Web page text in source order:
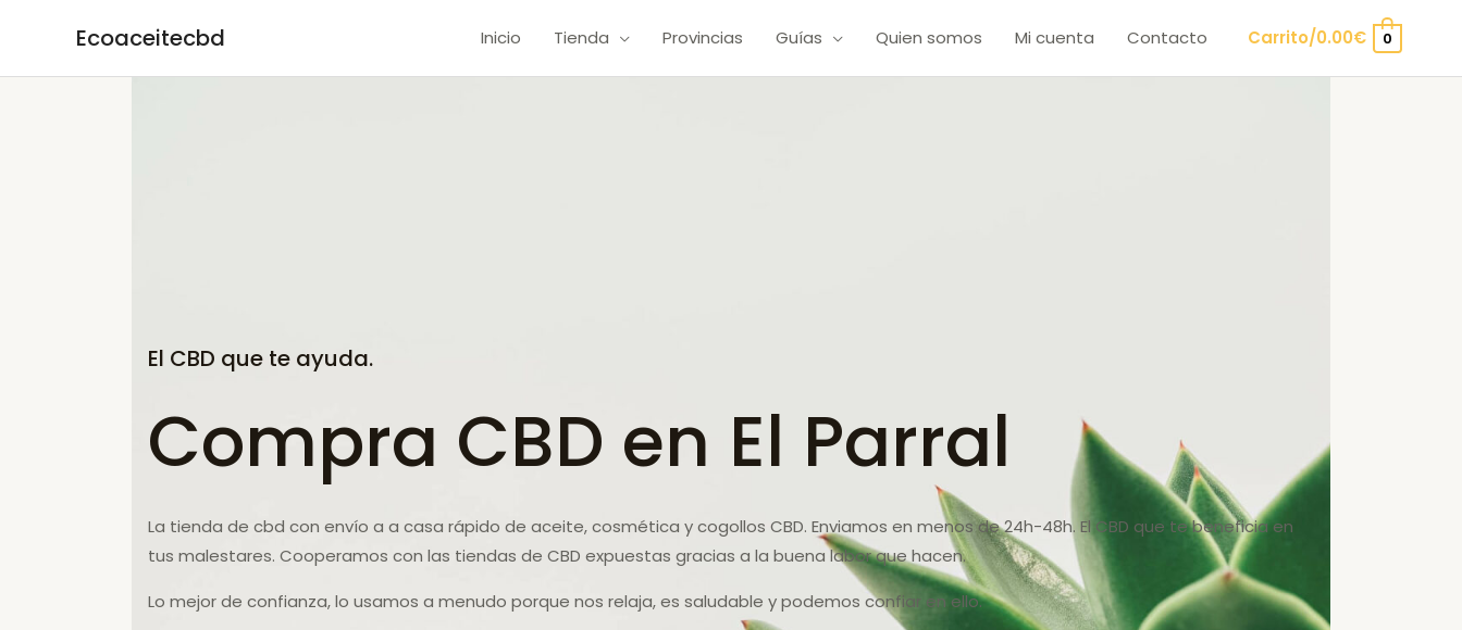
contenido
Ecoaceitecbd Inicio Tienda Provincias Guías Quien somos Mi cuenta Contacto Carrito/0.00€ 0
El CBD que te ayuda.
Compra CBD en El Parral
La tienda de cbd con envío a a casa rápido de aceite, cosmética y cogollos CBD. Enviamos en menos de 24h-48h. El CBD que te beneficia en
tus malestares. Cooperamos con las tiendas de CBD expuestas gracias a la buena labor que hacen.
Lo mejor de confianza, lo usamos a menudo porque nos relaja, es saludable y podemos confiar en ello.